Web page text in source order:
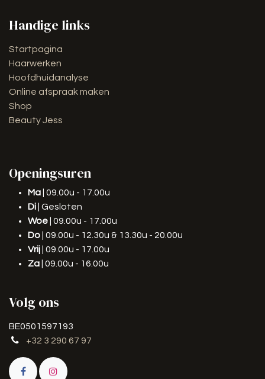
Handige links
Startpagina
Haarwerken
Hoofdhuidanalyse
Online afspraak maken
Shop
Beauty Jess
Openingsuren
Ma | 09.00u - 17.00u
Di | Gesloten
Woe | 09.00u - 17.00u
Do | 09.00u - 12.30u & 13.30u - 20.00u
Vrij | 09.00u - 17.00u
Za | 09.00u - 16.00u
Volg ons
BE0501597193
+32 3 290 67 97